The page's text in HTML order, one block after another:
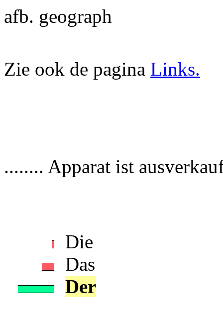
afb. geograph
Zie ook de pagina Links.
........ Apparat ist
Die
Das
Der